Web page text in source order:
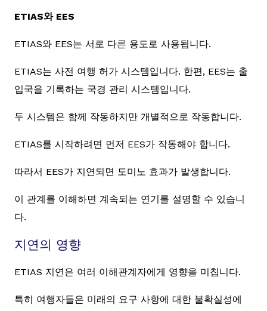
ETIAS와 EES
ETIAS와 EES는 서로 다른 용도로 사용됩니다.
ETIAS는 사전 여행 허가 시스템입니다. 한편, EES는 출
입국을 기록하는 국경 관리 시스템입니다.
두 시스템은 함께 작동하지만 개별적으로 작동합니다.
ETIAS를 시작하려면 먼저 EES가 작동해야 합니다.
따라서 EES가 지연되면 도미노 효과가 발생합니다.
이 관계를 이해하면 계속되는 연기를 설명할 수 있습니
다.
지연의 영향
ETIAS 지연은 여러 이해관계자에게 영향을 미칩니다.
특히 여행자들은 미래의 요구 사항에 대한 불확실성에